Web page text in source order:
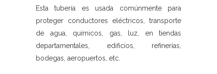
Esta tubería es usada comúnmente para
proteger conductores eléctricos, transporte
de agua, químicos, gas, luz, en tiendas
departamentales, edificios, refinerías,
bodegas, aeropuertos, etc.